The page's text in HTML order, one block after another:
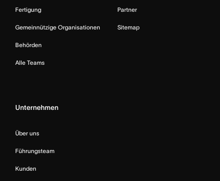
Fertigung
Gemeinnützige Organisationen
Behörden
Alle Teams
Partner
Sitemap
Unternehmen
Über uns
Führungsteam
Kunden